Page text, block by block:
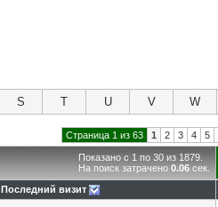
S T U V W
Страница 1 из 63 1 2 3 4 5
Показано с 1 по 30 из 1879.
На поиск затрачено 0.06 сек.
Последний визит